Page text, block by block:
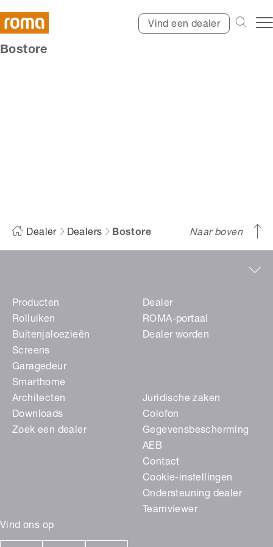
Vind een dealer
Bostore
Dealer Dealers Bostore Naar boven
Vind ons op
Producten
Rolluiken
Buitenjaloezieën
Screens
Garagedeur
Smarthome
Dealer
ROMA-portaal
Dealer worden
Architecten
Downloads
Zoek een dealer
Juridische zaken
Colofon
Gegevensbescherming
AEB
Contact
Cookie-instellingen
Ondersteuning dealer
Teamviewer